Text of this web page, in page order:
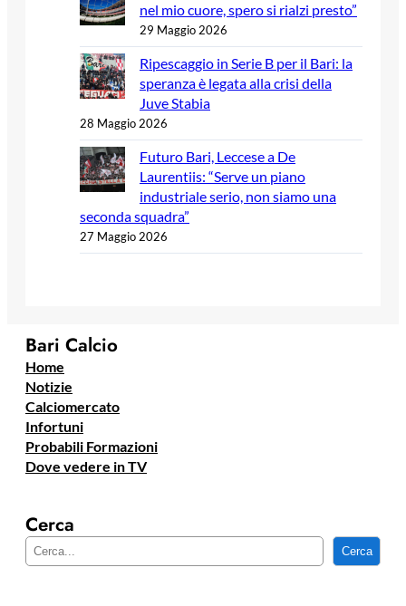
nel mio cuore, spero si rialzi presto”
29 Maggio 2026
Ripescaggio in Serie B per il Bari: la
speranza è legata alla crisi della
Juve Stabia
28 Maggio 2026
Futuro Bari, Leccese a De
Laurentiis: “Serve un piano
industriale serio, non siamo una
seconda squadra”
27 Maggio 2026
Bari Calcio
Home
Notizie
Calciomercato
Infortuni
Probabili Formazioni
Dove vedere in TV
Cerca
e
Cerca